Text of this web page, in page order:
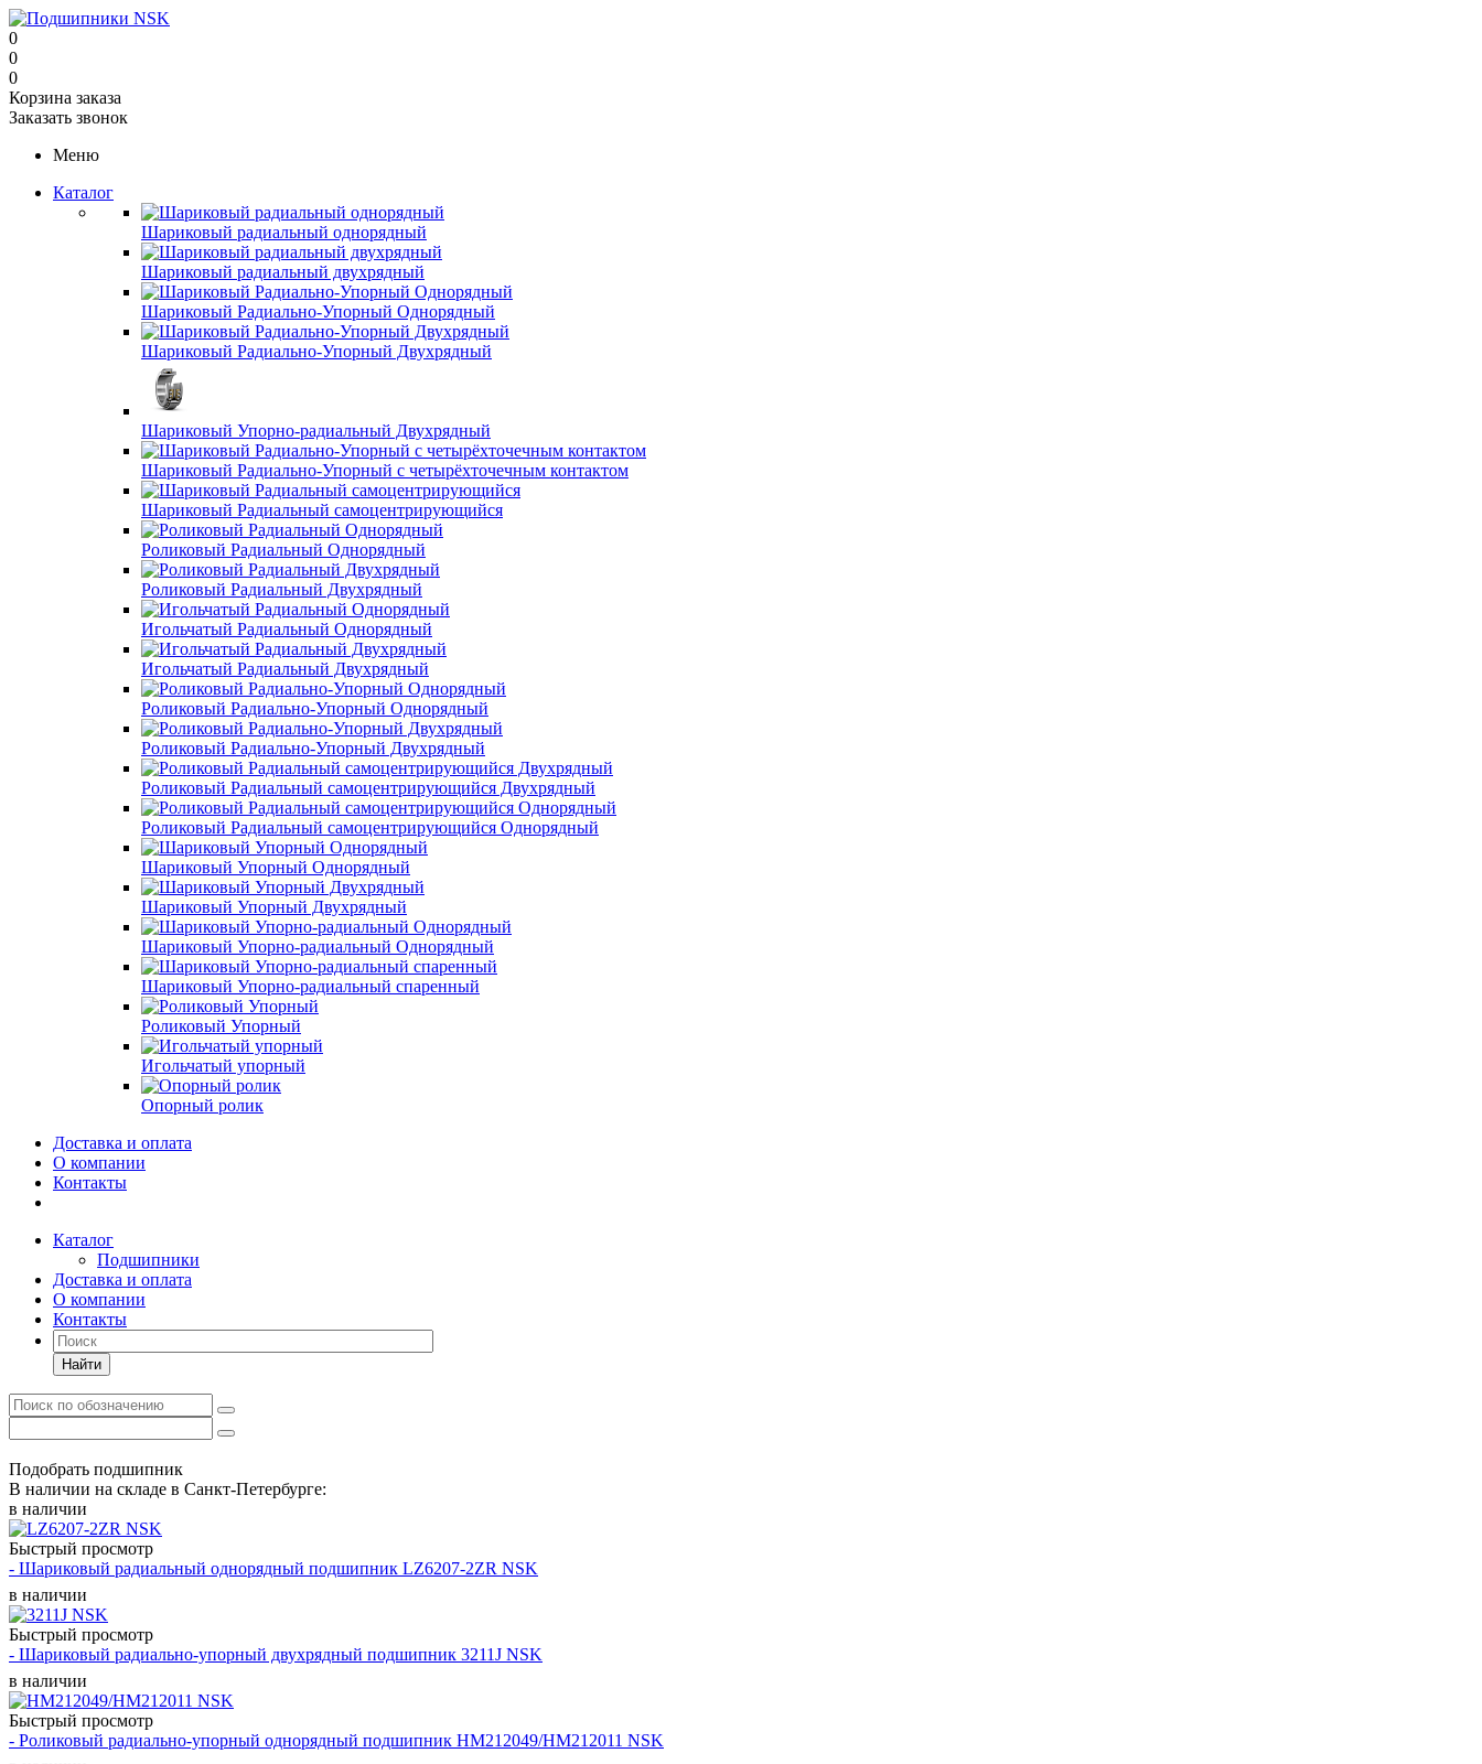
0
0
0
Корзина заказа
Заказать звонок
Меню
Каталог
Шариковый радиальный однорядный
Шариковый радиальный двухрядный
Шариковый Радиально-Упорный Однорядный
Шариковый Радиально-Упорный Двухрядный
Шариковый Упорно-радиальный Двухрядный
Шариковый Радиально-Упорный с четырёхточечным контактом
Шариковый Радиальный самоцентрирующийся
Роликовый Радиальный Однорядный
Роликовый Радиальный Двухрядный
Игольчатый Радиальный Однорядный
Игольчатый Радиальный Двухрядный
Роликовый Радиально-Упорный Однорядный
Роликовый Радиально-Упорный Двухрядный
Роликовый Радиальный самоцентрирующийся Двухрядный
Роликовый Радиальный самоцентрирующийся Однорядный
Шариковый Упорный Однорядный
Шариковый Упорный Двухрядный
Шариковый Упорно-радиальный Однорядный
Шариковый Упорно-радиальный спаренный
Роликовый Упорный
Игольчатый упорный
Опорный ролик
Доставка и оплата
О компании
Контакты
Каталог
Подшипники
Доставка и оплата
О компании
Контакты
Найти
Подобрать подшипник
В наличии на складе в Санкт-Петербурге:
в наличии
Быстрый просмотр
- Шариковый радиальный однорядный подшипник LZ6207-2ZR NSK
в наличии
Быстрый просмотр
- Шариковый радиально-упорный двухрядный подшипник 3211J NSK
в наличии
Быстрый просмотр
- Роликовый радиально-упорный однорядный подшипник HM212049/HM212011 NSK